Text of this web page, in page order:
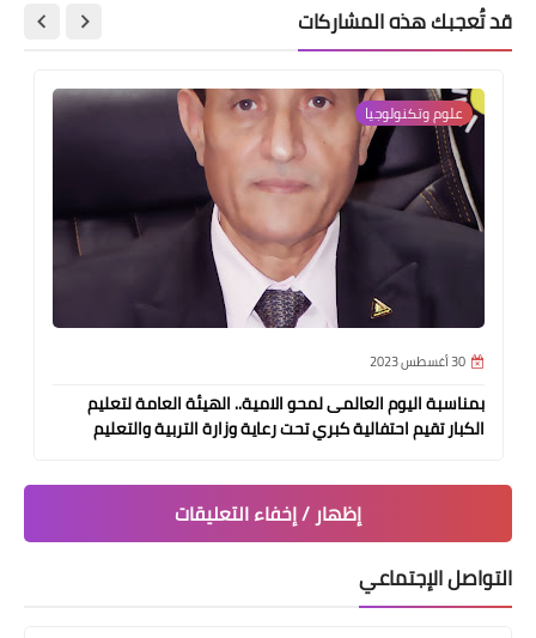
قد تُعجبك هذه المشاركات
علوم وتكنولوجيا
30 أغسطس 2023
بمناسبة اليوم العالمى لمحو الامية.. الهيئة العامة لتعليم
الكبار تقيم احتفالية كبري تحت رعاية وزارة التربية والتعليم
إظهار / إخفاء التعليقات
التواصل الإجتماعي